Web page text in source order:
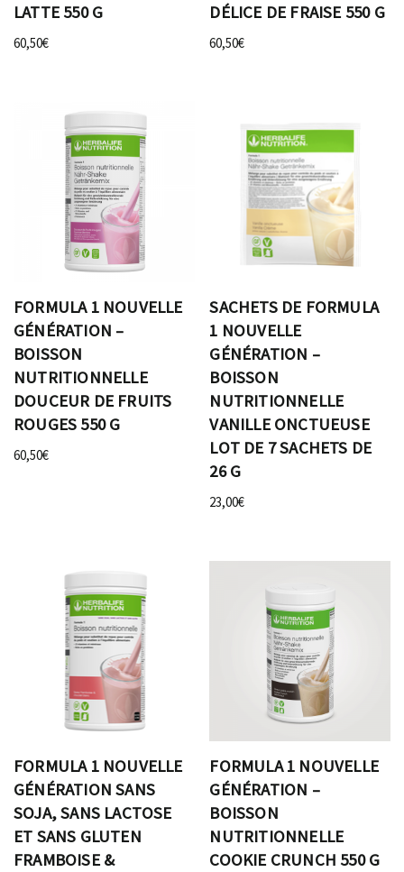
LATTE 550 G
60,50€
DÉLICE DE FRAISE 550 G
60,50€
FORMULA 1 NOUVELLE
GÉNÉRATION –
BOISSON
NUTRITIONNELLE
DOUCEUR DE FRUITS
ROUGES 550 G
60,50€
SACHETS DE FORMULA
1 NOUVELLE
GÉNÉRATION –
BOISSON
NUTRITIONNELLE
VANILLE ONCTUEUSE
LOT DE 7 SACHETS DE
26 G
23,00€
FORMULA 1 NOUVELLE
GÉNÉRATION SANS
SOJA, SANS LACTOSE
ET SANS GLUTEN
FRAMBOISE &
FORMULA 1 NOUVELLE
GÉNÉRATION –
BOISSON
NUTRITIONNELLE
COOKIE CRUNCH 550 G